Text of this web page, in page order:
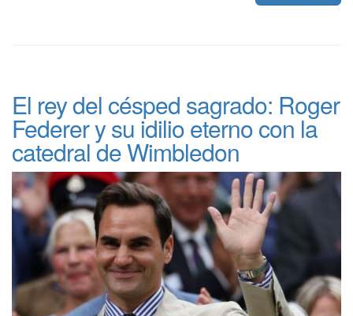
El rey del césped sagrado: Roger
Federer y su idilio eterno con la
catedral de Wimbledon